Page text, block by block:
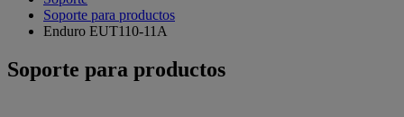
Soporte para productos
Enduro EUT110-11A
Soporte para productos